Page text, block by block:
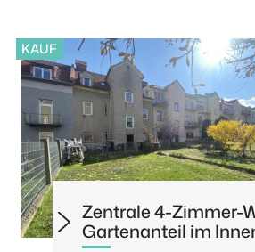
Zentrale 4-Zimmer-
Gartenanteil im
KAUF